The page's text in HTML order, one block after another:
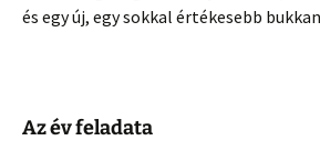
és egy új, egy sokkal értékesebb
Az év feladata